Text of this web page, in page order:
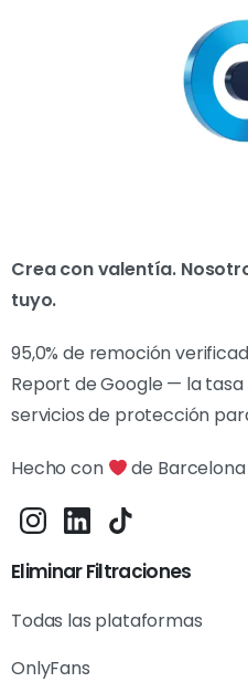
Crea con valentía.
tuyo.
95,0% de remoción
Report de Google — la
servicios de protección
Hecho con de
Eliminar Filtraciones
Todas las plataformas
OnlyFans